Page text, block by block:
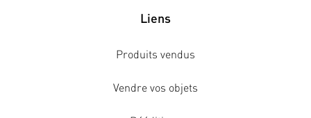
Liens
Produits vendus
Vendre vos objets